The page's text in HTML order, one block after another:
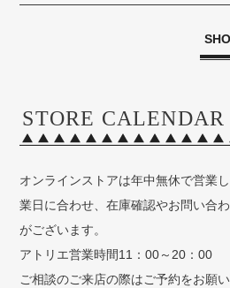
STORE CALENDAR
オンラインストアは年中無休で営業
業日に合わせ、在庫確認やお問い合
がございます。
アトリエ営業時間11：00～20：00
ご相談のご来店の際はご予約をお願い